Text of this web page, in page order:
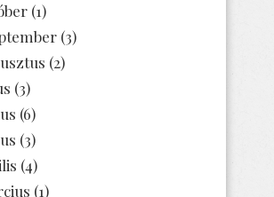
(1)
(3)
(2)
(3)
(6)
(3)
(4)
(1)